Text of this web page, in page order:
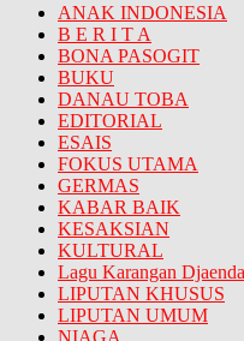
ANAK INDONESIA
B E R I T A
BONA PASOGIT
BUKU
DANAU TOBA
EDITORIAL
ESAIS
FOKUS UTAMA
GERMAS
KABAR BAIK
KESAKSIAN
KULTURAL
Lagu Karangan
LIPUTAN KHUSUS
LIPUTAN UMUM
NIAGA